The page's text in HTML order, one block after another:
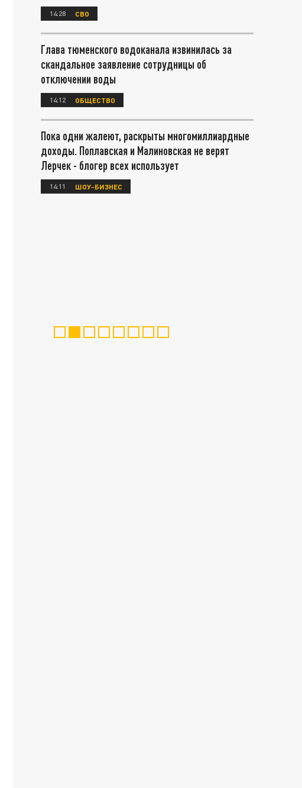
14:28 СВО
Глава тюменского водоканала извинилась за
скандальное заявление сотрудницы об
отключении воды
14:12 ОБЩЕСТВО
Пока одни жалеют, раскрыты многомиллиардные
доходы. Поплавская и Малиновская не верят
Лерчек - блогер всех использует
14:11 ШОУ-БИЗНЕС